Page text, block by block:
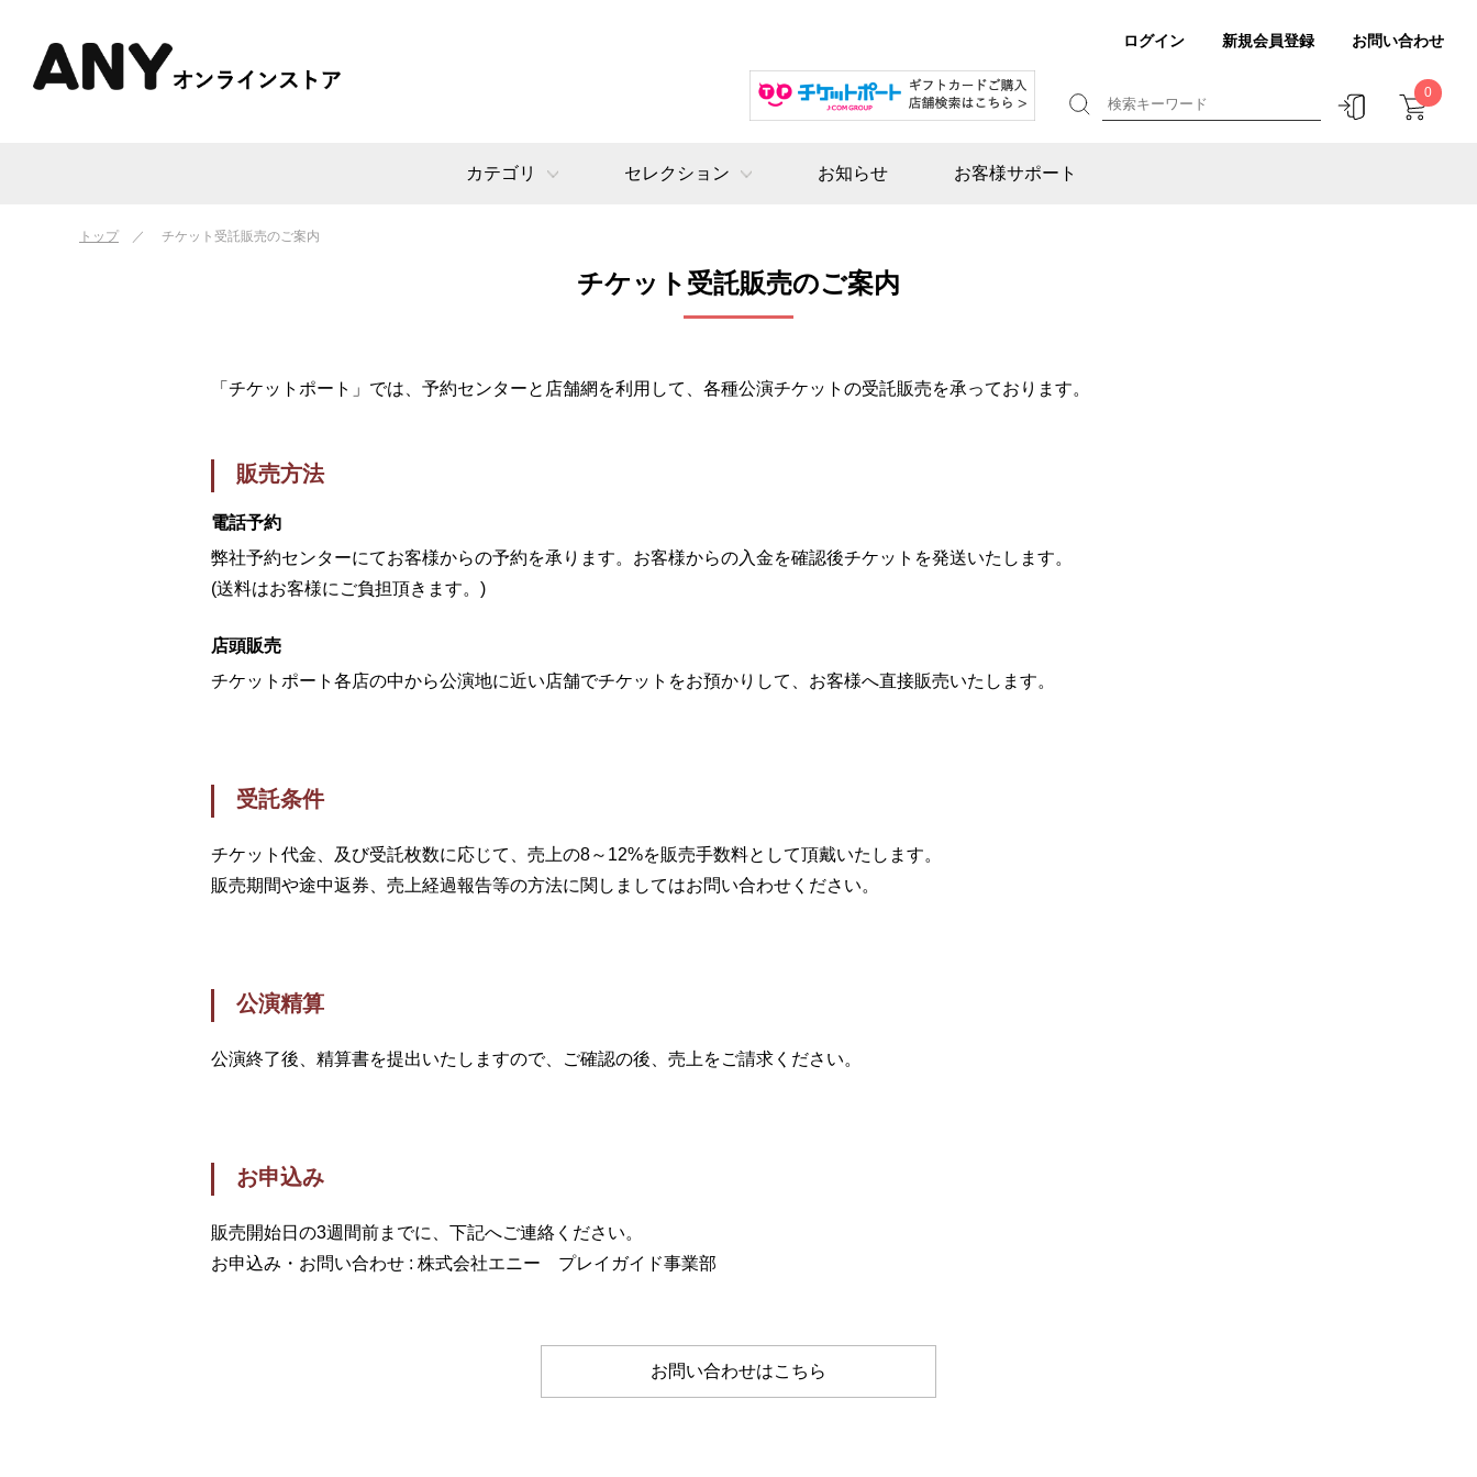
ログイン 新規会員登録 お問い合わせ
0
カテゴリ セレクション お知らせ お客様サポート
トップ チケット受託販売のご案内
チケット受託販売のご案内
「チケットポート」では、予約センターと店舗網を利用して、各種公演チケットの受託販売を承っております。
販売方法
電話予約
弊社予約センターにてお客様からの予約を承ります。お客様からの入金を確認後チケットを発送いたします。
(送料はお客様にご負担頂きます。)
店頭販売
チケットポート各店の中から公演地に近い店舗でチケットをお預かりして、お客様へ直接販売いたします。
受託条件
チケット代金、及び受託枚数に応じて、売上の8～12%を販売手数料として頂戴いたします。
販売期間や途中返券、売上経過報告等の方法に関しましてはお問い合わせください。
公演精算
公演終了後、精算書を提出いたしますので、ご確認の後、売上をご請求ください。
お申込み
販売開始日の3週間前までに、下記へご連絡ください。
お申込み・お問い合わせ : 株式会社エニー プレイガイド事業部
お問い合わせはこちら